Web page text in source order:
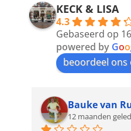
address
KECK & LISA
4.3
Gebaseerd op
powered by Goo
beoordeel ons
Bauke van
12 maanden